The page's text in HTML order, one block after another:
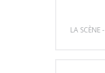
LA SCÈNE-